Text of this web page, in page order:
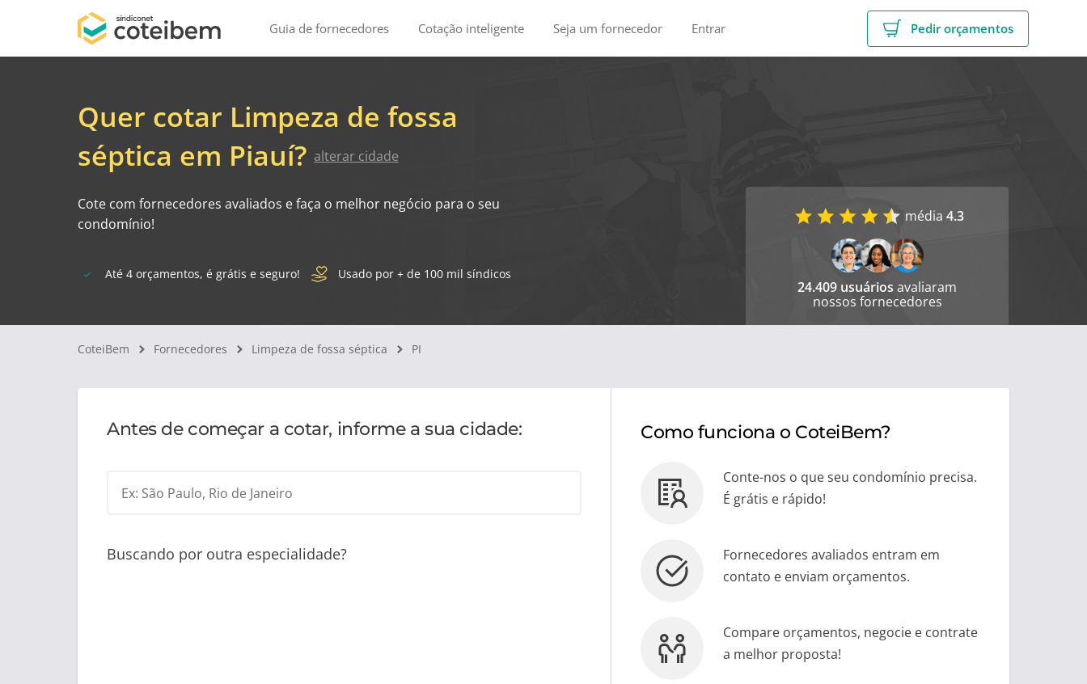
Guia de fornecedores Cotação inteligente Seja um fornecedor Entrar Pedir orçamentos
Quer cotar Limpeza de fossa
séptica em Piauí? alterar cidade
Cote com fornecedores avaliados e faça o melhor negócio para o seu
condomínio!
Até 4 orçamentos, é grátis e seguro! Usado por + de 100 mil síndicos
média 4.3
24.409 usuários avaliaram
nossos fornecedores
CoteiBem Fornecedores Limpeza de fossa séptica PI
Antes de começar a cotar, informe a sua cidade:
Ex: São Paulo, Rio de Janeiro
Buscando por outra especialidade?
Como funciona o CoteiBem?
Conte-nos o que seu condomínio precisa.
É grátis e rápido!
Fornecedores avaliados entram em
contato e enviam orçamentos.
Compare orçamentos, negocie e contrate
a melhor proposta!